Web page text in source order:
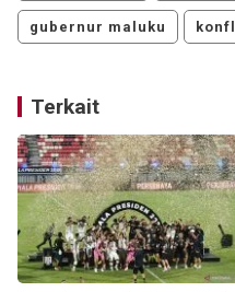
gubernur maluku
Terkait